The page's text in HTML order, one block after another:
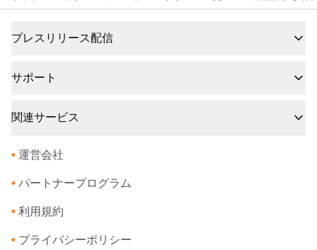
プレスリリース配信
サポート
関連サービス
• 運営会社
• パートナープログラム
• 利用規約
• プライバシーポリシー